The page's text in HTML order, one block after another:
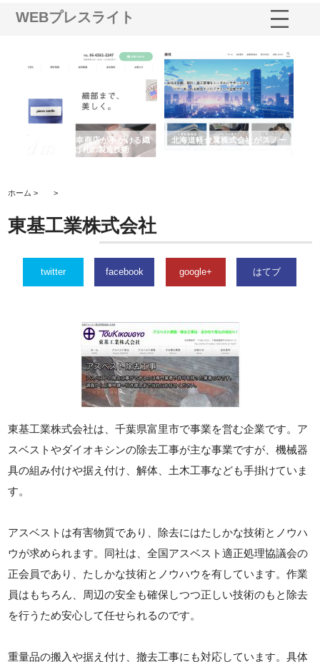
WEBプレスライト
有限会社松幸商店が手がける織
ネームと下げ札の製造技術
北海道軽金属株式会社がスノー
ホーム > >
東基工業株式会社
twitter facebook google+ はてブ
東基工業株式会社は、千葉県富里市で事業を営む企業です。ア
スベストやダイオキシンの除去工事が主な事業ですが、機械器
具の組み付けや据え付け、解体、土木工事なども手掛けていま
す。
アスベストは有害物質であり、除去にはたしかな技術とノウハ
ウが求められます。同社は、全国アスベスト適正処理協議会の
正会員であり、たしかな技術とノウハウを有しています。作業
員はもちろん、周辺の安全も確保しつつ正しい技術のもと除去
を行うため安心して任せられるのです。
重量品の搬入や据え付け、撤去工事にも対応しています。具体